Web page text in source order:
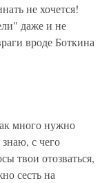
не хочется!
даже и не
вроде Боткина
много нужно
знаю, с чего
твои отозваться,
сесть на